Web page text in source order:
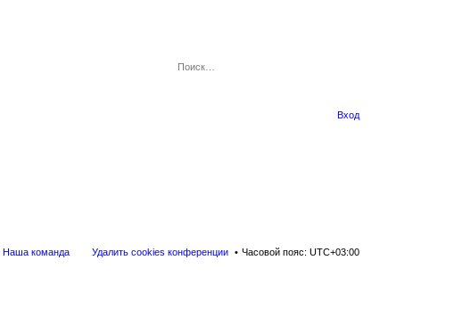
Вход
Часовой пояс: UTC+03:00
Удалить cookies конференции
Наша команда